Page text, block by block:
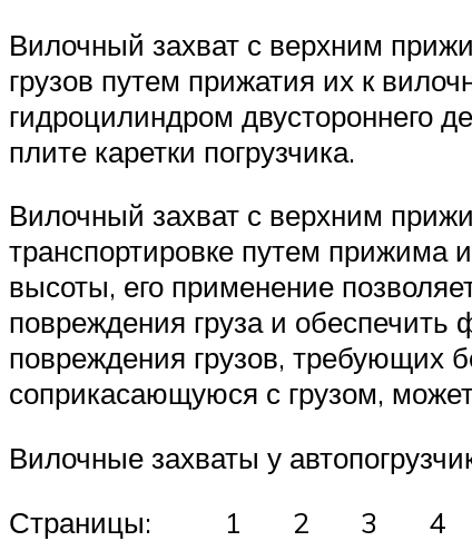
Вилочный захват с верхним
грузов путем прижатия их к
гидроцилиндром двустороннего
плите каретки погрузчика.
Вилочный захват с верхним
транспортировке путем прижима
высоты, его применение
повреждения груза и
повреждения грузов, требующих
соприкасающуюся с грузом,
Вилочные захваты у
Страницы: 1 2 3